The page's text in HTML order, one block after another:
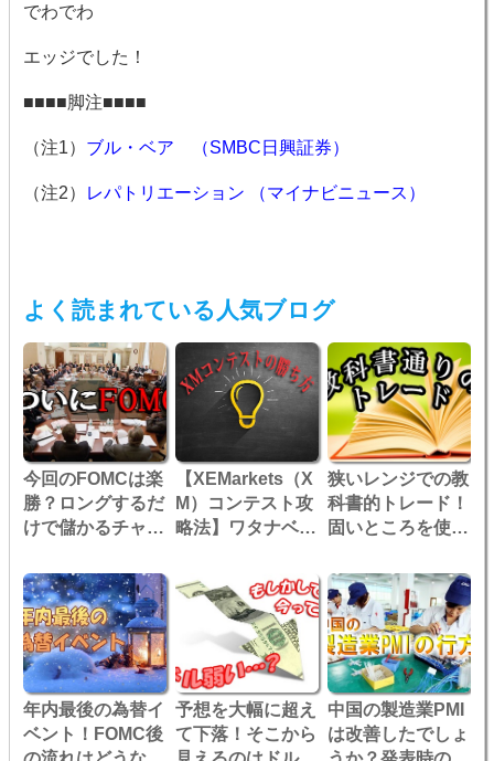
でわでわ
エッジでした！
■■■■脚注■■■■
（注1） ブル・ベア （SMBC日興証券）
（注2） レパトリエーション （マイナビニュース）
よく読まれている人気ブログ
今回のFOMCは楽
勝？ロングするだ
けで儲かるチャン
【XEMarkets（X
M）コンテスト攻
略法】ワタナベに
ト！コンテストク
レジットが増えた
狭いレンジでの教
科書的トレード！
固いところを使っ
ぐ！！
年内最後の為替イ
ベント！FOMC後
予想を大幅に超え
て下落！そこから
中国の製造業PMI
は改善したでしょ